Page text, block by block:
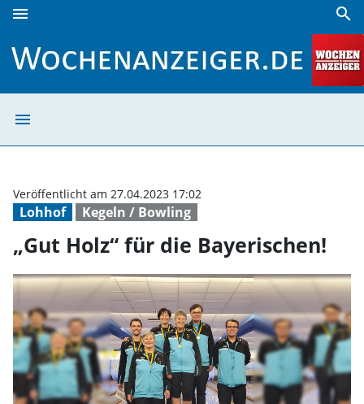
menu search
menu
Lohhof Kegeln / Bowling
Veröffentlicht am 27.04.2023 17:02
„Gut Holz“ für die Bayerischen!